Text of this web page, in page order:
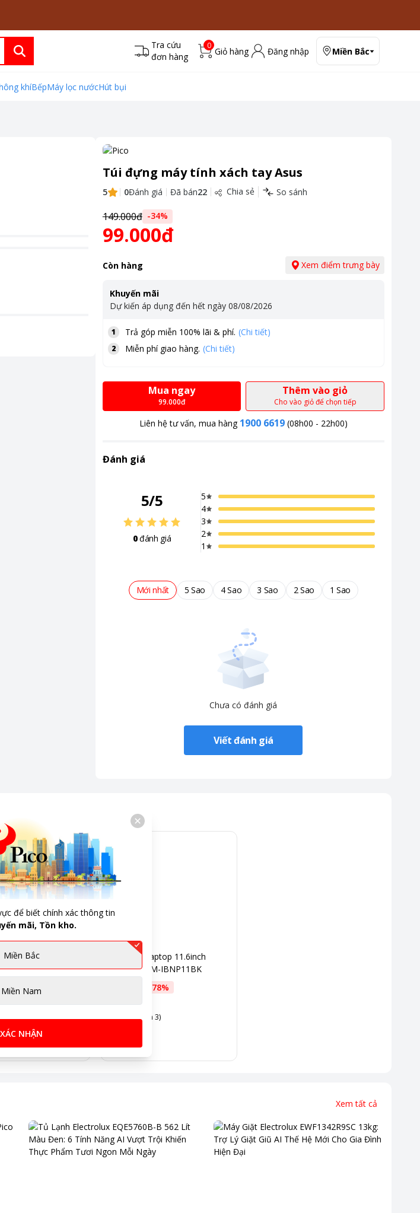
Tra cứu
đơn hàng
0
Giỏ hàng Đăng nhập Miền Bắc
khíBếpMáy lọc nướcHút bụi
Túi đựng máy tính xách tay Asus
5 0Đánh giá Đã bán22 Chia sẻ So sánh
149.000đ -34%
99.000đ
Còn hàng Xem điểm trưng bày
Khuyến mãi
Dự kiến áp dụng đến hết ngày 08/08/2026
1 Trả góp miễn 100% lãi & phí. (Chi tiết)
2 Miễn phí giao hàng. (Chi tiết)
Mua ngay
99.000đ
Thêm vào giỏ
Cho vào giỏ để chọn tiếp
Liên hệ tư vấn, mua hàng 1900 6619 (08h00 - 22h00)
Đánh giá
5/5
0đánh giá
5
4
3
2
1
Mới nhất 5 Sao 4 Sao 3 Sao 2 Sao 1 Sao
Chưa có đánh giá
Viết đánh giá
11.6inch
IBPT11BK
- 77%
0)
Túi đựng Laptop 11.6inch
ELECOM BM-IBNP11BK
78%
99.000đ
5 (Đã bán 3)
Xem tất cả
để biết chính xác thông tin
mãi, Tồn kho.
Miền Bắc
Miền Nam
XÁC NHẬN